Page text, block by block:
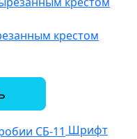
крестом
Шрифт